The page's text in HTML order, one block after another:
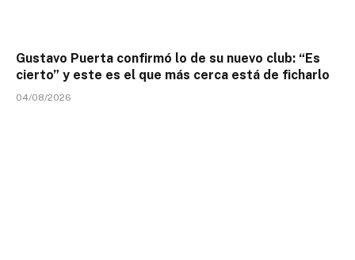
Gustavo Puerta confirmó lo de su nuevo club: “Es
cierto” y este es el que más cerca está de ficharlo
04/08/2026